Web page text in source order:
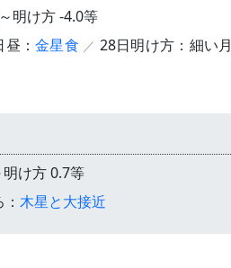
明け方 -4.0等
昼：金星食
28日明け方：細い月
け方 0.7等
木星と大接近